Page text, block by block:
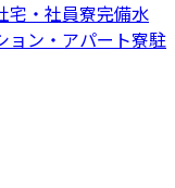
宅・社員寮完備水
ョン・アパート寮駐